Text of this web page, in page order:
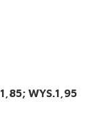
WYS.1,95